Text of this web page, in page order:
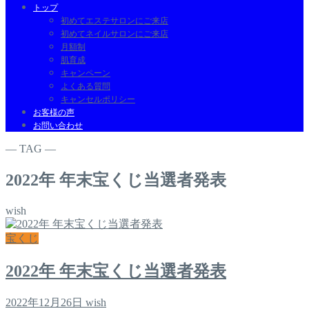
トップ
初めてエステサロンにご来店
初めてネイルサロンにご来店
月額制
肌育成
キャンペーン
よくある質問
キャンセルポリシー
お客様の声
お問い合わせ
― TAG ―
2022年 年末宝くじ当選者発表
wish
宝くじ
2022年 年末宝くじ当選者発表
2022年12月26日 wish